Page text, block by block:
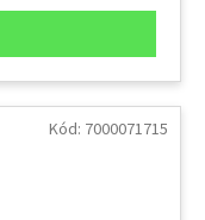
Kód: 7000071715